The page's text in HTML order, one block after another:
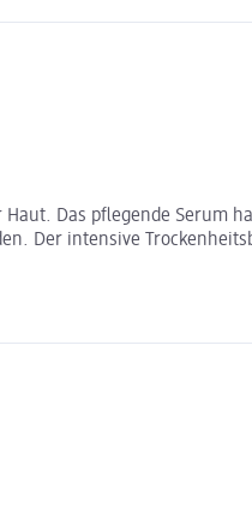
Das pflegende Serum
Der intensive